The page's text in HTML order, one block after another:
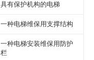
具有保护机构的电梯
一种电梯维保用支撑结构
一种电梯安装维保用防护
栏